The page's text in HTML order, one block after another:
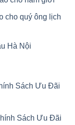
cho quý ông lịch
Hà Nội
Sách Ưu Đãi
Sách Ưu Đãi